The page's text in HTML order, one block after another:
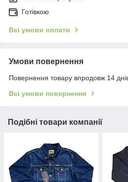
Готівкою
Всі умови оплати
Умови повернення
Повернення товару впродовж 14
Всі умови повернення
Подібні товари компанії